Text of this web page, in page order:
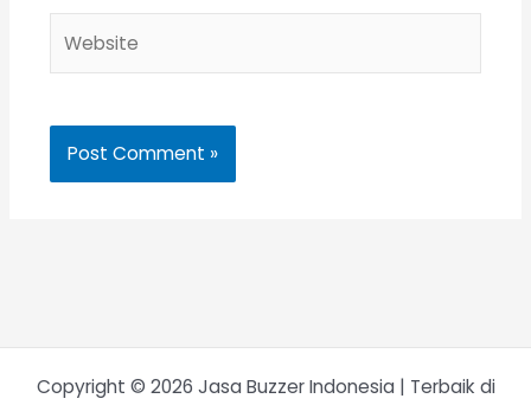
Copyright © 2026 Jasa Buzzer Indonesia | Terbaik di